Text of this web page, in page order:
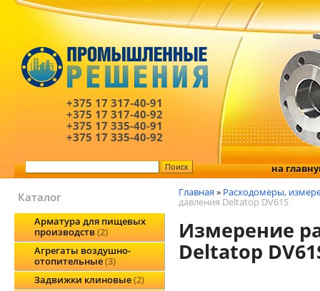
+375 17 317-40-91
+375 17 317-40-92
+375 17 335-40-91
+375 17 335-40-92
на
Каталог
Арматура для пищевых
производств 2
Агрегаты воздушно-
отопительные 3
Задвижки клиновые 2
Главная » Расходомеры,
давления Deltatop DV61S
Измерение
Deltatop